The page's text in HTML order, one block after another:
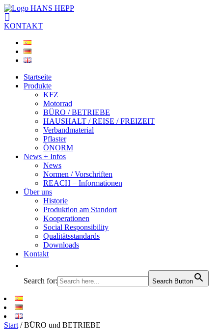
KONTAKT
Startseite
Produkte
KFZ
Motorrad
BÜRO / BETRIEBE
HAUSHALT / REISE / FREIZEIT
Verbandmaterial
Pflaster
ÖNORM
News + Infos
News
Normen / Vorschriften
REACH – Informationen
Über uns
Historie
Produktion am Standort
Kooperationen
Social Responsibility
Qualitätsstandards
Downloads
Kontakt
Search for: Search Button
Start / BÜRO und BETRIEBE